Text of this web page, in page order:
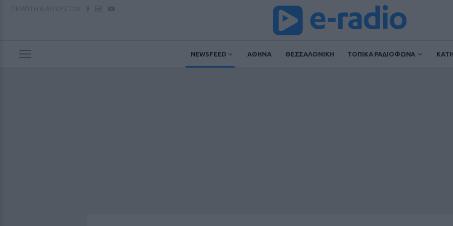
NEWSFEED ΑΘΗΝΑ ΘΕΣΣΑΛΟΝΙΚΗ ΤΟΠΙΚΑ ΡΑΔΙΟΦΩΝΑ